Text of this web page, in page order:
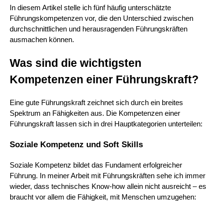
In diesem Artikel stelle ich fünf häufig unterschätzte
Führungskompetenzen vor, die den Unterschied zwischen
durchschnittlichen und herausragenden Führungskräften
ausmachen können.
Was sind die wichtigsten
Kompetenzen einer Führungskraft?
Eine gute Führungskraft zeichnet sich durch ein breites
Spektrum an Fähigkeiten aus. Die Kompetenzen einer
Führungskraft lassen sich in drei Hauptkategorien unterteilen:
Soziale Kompetenz und Soft Skills
Soziale Kompetenz bildet das Fundament erfolgreicher
Führung. In meiner Arbeit mit Führungskräften sehe ich immer
wieder, dass technisches Know-how allein nicht ausreicht – es
braucht vor allem die Fähigkeit, mit Menschen umzugehen: